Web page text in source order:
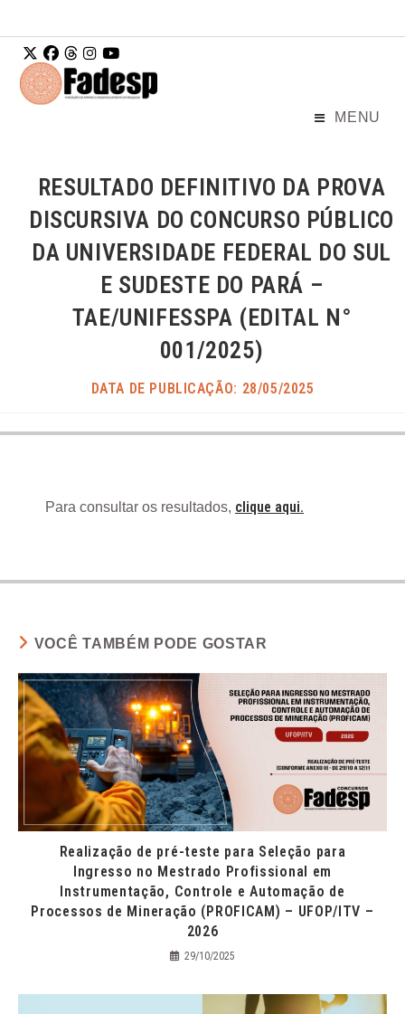
conteúdo
MENU
RESULTADO DEFINITIVO DA PROVA
DISCURSIVA DO CONCURSO PÚBLICO
DA UNIVERSIDADE FEDERAL DO SUL
E SUDESTE DO PARÁ –
TAE/UNIFESSPA (EDITAL N°
001/2025)
DATA DE PUBLICAÇÃO: 28/05/2025
Para consultar os resultados, clique aqui.
VOCÊ TAMBÉM PODE GOSTAR
Realização de pré-teste para Seleção para
Ingresso no Mestrado Profissional em
Instrumentação, Controle e Automação de
Processos de Mineração (PROFICAM) – UFOP/ITV –
2026
29/10/2025